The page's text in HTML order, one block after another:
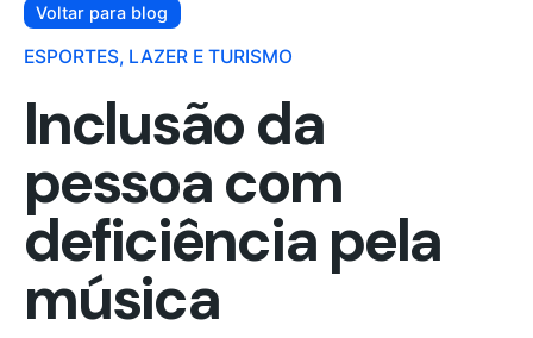
Voltar para blog
ESPORTES, LAZER E TURISMO
Inclusão da
pessoa com
deficiência pela
música